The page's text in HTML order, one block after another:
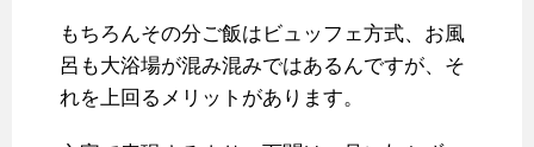
もちろんその分ご飯はビュッフェ方式、お風
呂も大浴場が混み混みではあるんですが、そ
れを上回るメリットがあります。